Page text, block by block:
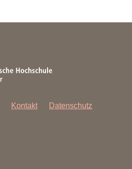
Kontakt
Datenschutz